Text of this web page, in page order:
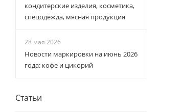
кондитерские изделия, косметика,
спецодежда, мясная продукция
28 мая 2026
Новости маркировки на июнь 2026
года: кофе и цикорий
Статьи